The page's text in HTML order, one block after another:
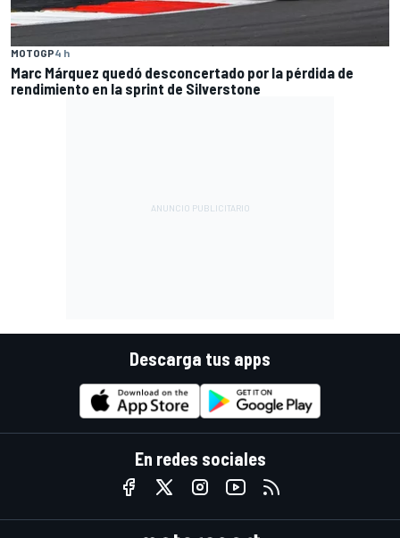
MOTOGP4 h
Marc Márquez quedó desconcertado por la pérdida de
rendimiento en la sprint de Silverstone
Descarga tus apps
En redes sociales